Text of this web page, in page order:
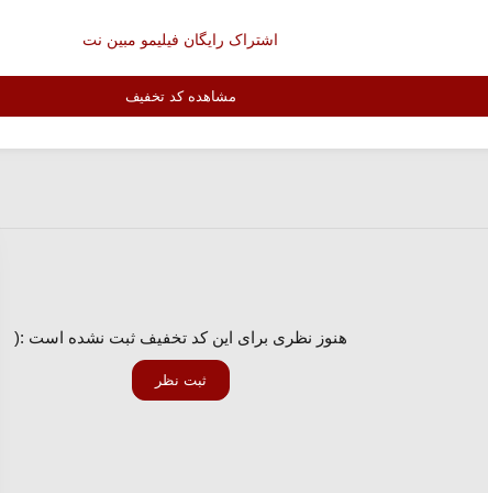
اشتراک رایگان فیلیمو مبین نت
مشاهده کد تخفیف
هنوز نظری برای این کد تخفیف ثبت نشده است :(
ثبت نظر